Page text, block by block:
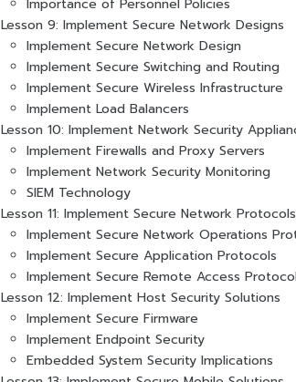
Lesson 9: Implement Secure Network Designs
Implement Secure Network Design
Implement Secure Switching and Routing
Implement Secure Wireless Infrastructure
Implement Load Balancers
Lesson 10: Implement Network Security
Implement Firewalls and Proxy Servers
Implement Network Security Monitoring
SIEM Technology
Lesson 11: Implement Secure Network Protocols
Implement Secure Network Operations
Implement Secure Application Protocols
Implement Secure Remote Access
Lesson 12: Implement Host Security Solutions
Implement Secure Firmware
Implement Endpoint Security
Embedded System Security Implications